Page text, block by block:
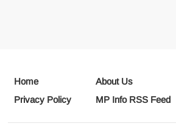
Home About Us
Privacy Policy
MP Info RSS Feed